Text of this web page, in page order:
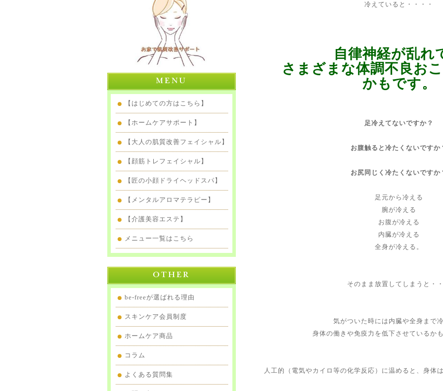
【はじめての方はこちら】
【ホームケアサポート】
【大人の肌質改善フェイシャル】
【顔筋トレフェイシャル】
【匠の小顔ドライヘッドスパ】
【メンタルアロマテラピー】
【介護美容エステ】
メニュー一覧はこちら
be-freeが選ばれる理由
スキンケア会員制度
ホームケア商品
コラム
よくある質問集
冷えていると・・・・
自律神経が乱れ
さまざまな体調不良お
かもです。
足冷えてないですか？
お腹触ると冷たくないですか
お尻同じく冷たくないですか
足元から冷える
腕が冷える
お腹が冷える
内臓が冷える
全身が冷える。
そのまま放置してしまうと・
気がついた時には内臓や全身まで
身体の働きや免疫力を低下させているか
人工的（電気やカイロ等の化学反応）に温めると、身体